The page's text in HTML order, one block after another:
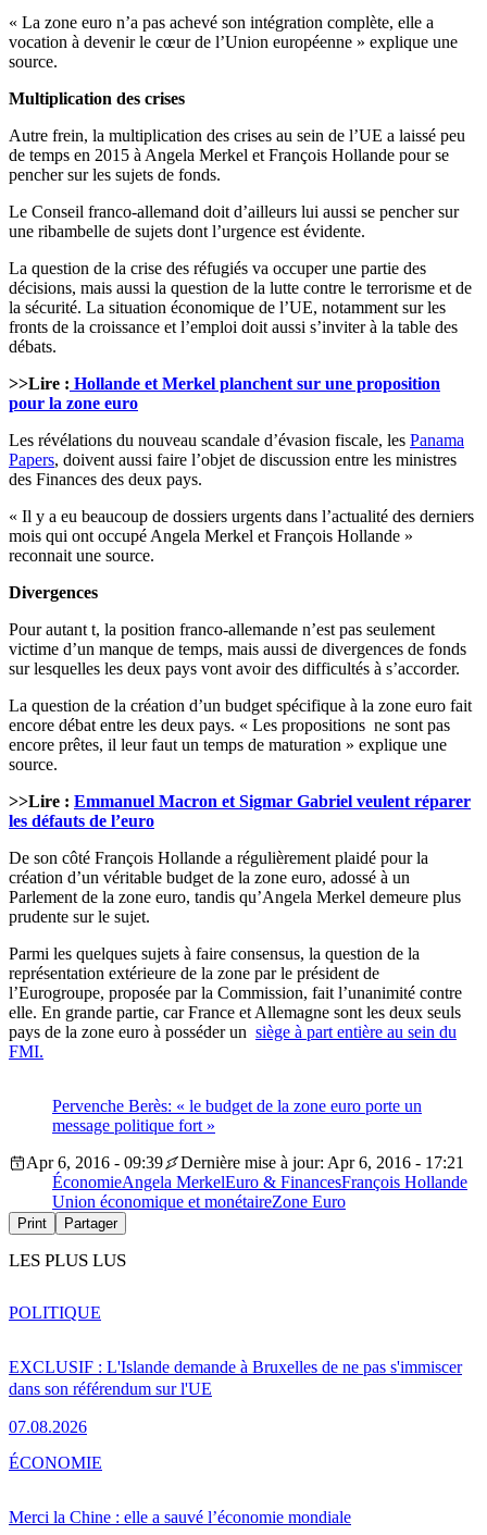
« La zone euro n’a pas achevé son intégration complète, elle a
vocation à devenir le cœur de l’Union européenne » explique une
source.
Multiplication des crises
Autre frein, la multiplication des crises au sein de l’UE a laissé peu
de temps en 2015 à Angela Merkel et François Hollande pour se
pencher sur les sujets de fonds.
Le Conseil franco-allemand doit d’ailleurs lui aussi se pencher sur
une ribambelle de sujets dont l’urgence est évidente.
La question de la crise des réfugiés va occuper une partie des
décisions, mais aussi la question de la lutte contre le terrorisme et de
la sécurité. La situation économique de l’UE, notamment sur les
fronts de la croissance et l’emploi doit aussi s’inviter à la table des
débats.
>>Lire : Hollande et Merkel planchent sur une proposition
pour la zone euro
Les révélations du nouveau scandale d’évasion fiscale, les Panama
Papers, doivent aussi faire l’objet de discussion entre les ministres
des Finances des deux pays.
« Il y a eu beaucoup de dossiers urgents dans l’actualité des derniers
mois qui ont occupé Angela Merkel et François Hollande »
reconnait une source.
Divergences
Pour autant t, la position franco-allemande n’est pas seulement
victime d’un manque de temps, mais aussi de divergences de fonds
sur lesquelles les deux pays vont avoir des difficultés à s’accorder.
La question de la création d’un budget spécifique à la zone euro fait
encore débat entre les deux pays. « Les propositions ne sont pas
encore prêtes, il leur faut un temps de maturation » explique une
source.
>>Lire : Emmanuel Macron et Sigmar Gabriel veulent réparer
les défauts de l’euro
De son côté François Hollande a régulièrement plaidé pour la
création d’un véritable budget de la zone euro, adossé à un
Parlement de la zone euro, tandis qu’Angela Merkel demeure plus
prudente sur le sujet.
Parmi les quelques sujets à faire consensus, la question de la
représentation extérieure de la zone par le président de
l’Eurogroupe, proposée par la Commission, fait l’unanimité contre
elle. En grande partie, car France et Allemagne sont les deux seuls
pays de la zone euro à posséder un siège à part entière au sein du
FMI.
Pervenche Berès: « le budget de la zone euro porte un
message politique fort »
Apr 6, 2016 - 09:39
Dernière mise à jour: Apr 6, 2016 - 17:21
ÉconomieAngela MerkelEuro & FinancesFrançois Hollande
Union économique et monétaireZone Euro
Print Partager
LES PLUS LUS
EXCLUSIF : L'Islande demande à Bruxelles de ne pas s'immiscer
dans son référendum sur l'UE
07.08.2026
POLITIQUE
Merci la Chine : elle a sauvé l’économie mondiale
ÉCONOMIE